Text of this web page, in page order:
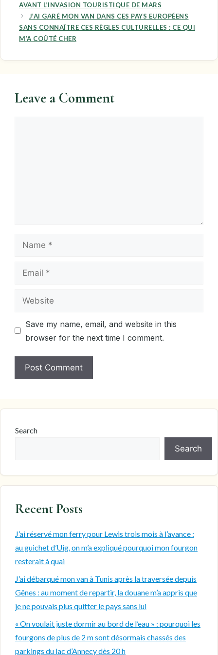
AVANT L’INVASION TOURISTIQUE DE MARS
J’AI GARÉ MON VAN DANS CES PAYS EUROPÉENS
SANS CONNAÎTRE CES RÈGLES CULTURELLES : CE QUI
M’A COÛTÉ CHER
Leave a Comment
Name
Email
Website
Save my name, email, and website in this
browser for the next time I comment.
Search
Search
Recent Posts
J’ai réservé mon ferry pour Lewis trois mois à l’avance :
au guichet d’Uig, on m’a expliqué pourquoi mon fourgon
resterait à quai
J’ai débarqué mon van à Tunis après la traversée depuis
Gênes : au moment de repartir, la douane m’a appris que
je ne pouvais plus quitter le pays sans lui
« On voulait juste dormir au bord de l’eau » : pourquoi les
fourgons de plus de 2 m sont désormais chassés des
parkings du lac d’Annecy dès 20 h